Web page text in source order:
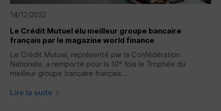
14/12/2022
Le Crédit Mutuel élu meilleur groupe bancaire
français par le magazine world finance
Le Crédit Mutuel, représenté par la Confédération
Nationale, a remporté pour la 10e fois le Trophée du
meilleur groupe bancaire français...
Lire la suite